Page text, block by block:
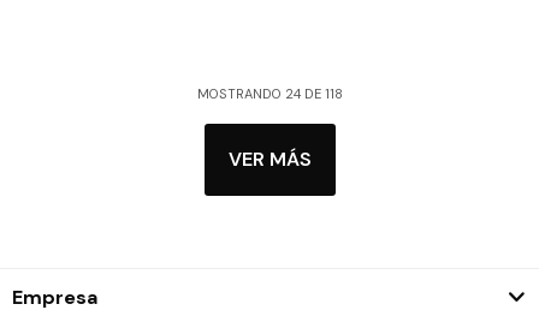
MOSTRANDO 24DE 118
VER MÁS
Empresa